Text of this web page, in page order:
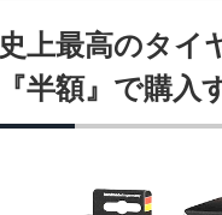
史上最高のタイ
『半額』で購入